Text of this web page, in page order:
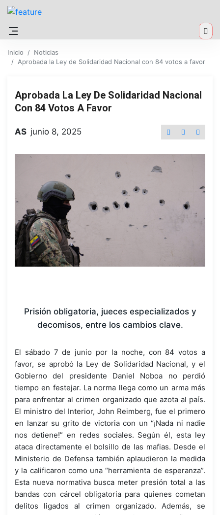
Inicio
Noticias
Aprobada la Ley de Solidaridad Nacional con 84 votos a favor
Aprobada La Ley De Solidaridad Nacional
Con 84 Votos A Favor
AS junio 8, 2025
Prisión obligatoria, jueces especializados y
decomisos, entre los cambios clave.
El sábado 7 de junio por la noche, con 84 votos a
favor, se aprobó la Ley de Solidaridad Nacional, y el
Gobierno del presidente Daniel Noboa no perdió
tiempo en festejar. La norma llega como un arma más
para enfrentar al crimen organizado que azota al país.
El ministro del Interior, John Reimberg, fue el primero
en lanzar su grito de victoria con un “¡Nada ni nadie
nos detiene!” en redes sociales. Según él, esta ley
ataca directamente el bolsillo de las mafias. Desde el
Ministerio de Defensa también aplaudieron la medida
y la calificaron como una “herramienta de esperanza”.
Esta nueva normativa busca meter presión total a las
bandas con cárcel obligatoria para quienes cometan
delitos ligados al crimen organizado. Además, se